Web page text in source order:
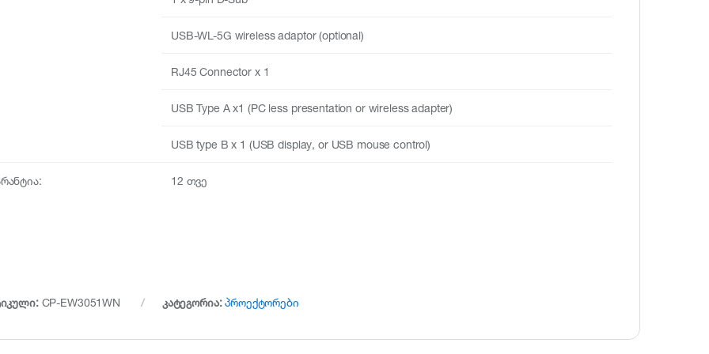
USB-WL-5G wireless adaptor (optional)
RJ45 Connector x 1
USB Type A x1 (PC less presentation or wireless adapter)
USB type B x 1 (USB display, or USB mouse control)
12 თვე
CP-EW3051WN კატეგორია:პროექტორები